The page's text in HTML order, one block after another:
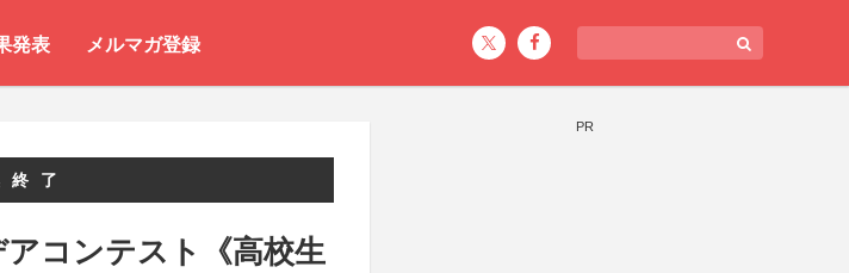
発表 メルマガ登録
終了
コンテスト《高校生
PR